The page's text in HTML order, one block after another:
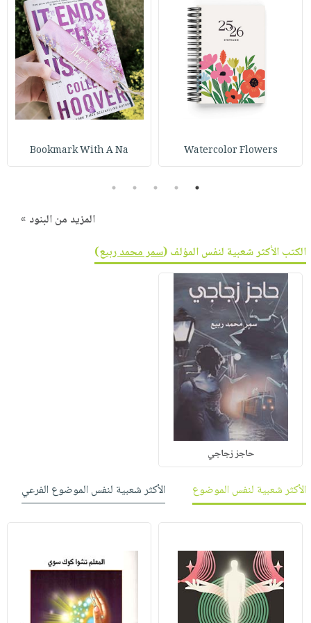
طرحها
خدمات
انشر
كتابك
الإصدارات
Watercolor Flowers
Bookmark With A Na
1
2
3
4
5
المزيد من البنود »
الكتب الأكثر شعبية لنفس المؤلف (سمر محمد ربيع)
حاجز زجاجي
الأكثر شعبية لنفس الموضوع الأكثر شعبية لنفس الموضوع الفرعي